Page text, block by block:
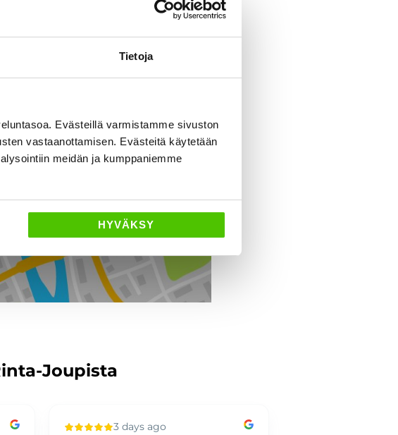
Tietoja
Evästeillä varmistamme sivuston
vastaanottamisen. Evästeitä käytetään
meidän ja kumppaniemme
HYVÄKSY
Joupista
3 days ago